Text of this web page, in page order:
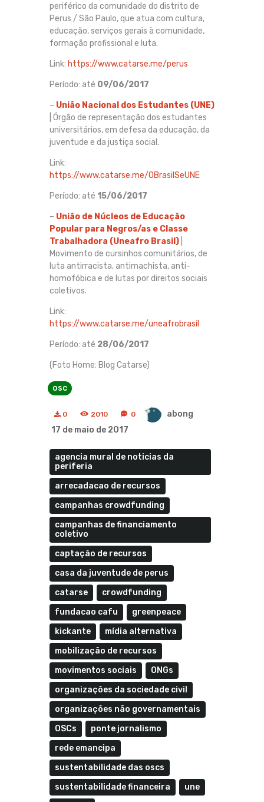
periférico da comunidade do distrito de
Perus / São Paulo, que atua com cultura,
educação, serviços gerais à comunidade,
formação profissional e luta.
Link: https://www.catarse.me/perus
Período: até 09/06/2017
– União Nacional dos Estudantes (UNE)
| Órgão de representação dos estudantes
universitários, em defesa da educação, da
juventude e da justiça social.
Link:
https://www.catarse.me/OBrasilSeUNE
Período: até 15/06/2017
– União de Núcleos de Educação
Popular para Negros/as e Classe
Trabalhadora (Uneafro Brasil)
Movimento de cursinhos comunitários, de
luta antirracista, antimachista, anti-
homofóbica e de lutas por direitos sociais
coletivos.
Link:
https://www.catarse.me/uneafrobrasil
Período: até 28/06/2017
(Foto Home: Blog Catarse)
osc
0 2010 0
abong
17 de maio de 2017
agencia mural de noticias da
periferia
arrecadacao de recursos
campanhas crowdfunding
campanhas de financiamento
coletivo
captação de recursos
casa da juventude de perus
catarse
crowdfunding
fundacao cafu
greenpeace
kickante
mídia alternativa
mobilização de recursos
movimentos sociais
ONGs
organizações da sociedade civil
organizações não governamentais
OSCs
ponte jornalismo
rede emancipa
sustentabilidade das oscs
sustentabilidade financeira
une